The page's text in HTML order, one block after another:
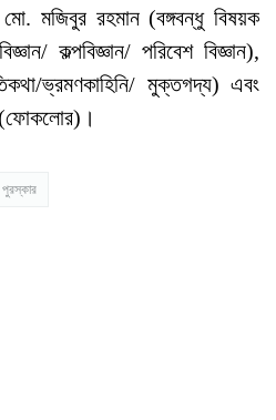
মজিবুর রহমান (বঙ্গবন্ধু বিষয়ক
কল্পবিজ্ঞান/ পরিবেশ বিজ্ঞান),
ভ্রমণকাহিনি/ মুক্তগদ্য) এবং
(ফোকলোর)।
পুরস্কার